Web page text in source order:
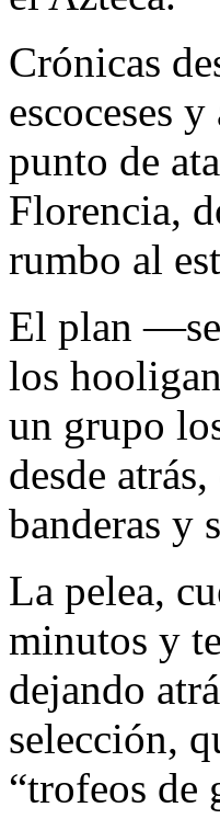
Crónicas
escoceses
punto de
Florencia,
rumbo al
El plan
los
un grupo
desde
banderas y
​La pelea,
minutos y
dejando
selección,
“trofeos de